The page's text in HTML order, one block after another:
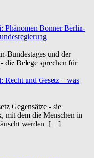
Phänomen Bonner Berlin-
Bundestages und der
die Belege sprechen für
Recht und Gesetz – was
Gegensätze - sie
mit dem die Menschen in
werden. […]